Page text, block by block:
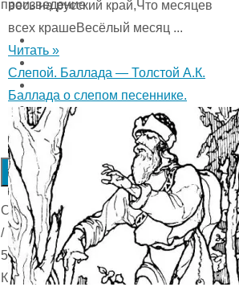
произведение
Submit
Rating
Оценка
/
5.
Количестов
весь на русский край,Что месяцев
всех крашеВесёлый месяц ...
Читать »
Слепой. Баллада — Толстой А.К.
Баллада о слепом песеннике.